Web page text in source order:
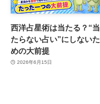
西洋占星術は当たる？“当
たらない占い”にしないた
めの大前提
2026年6月15日